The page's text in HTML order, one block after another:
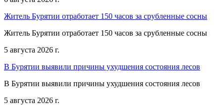
Житель Бурятии отработает 150 часов за срубленные сосны
Житель Бурятии отработает 150 часов за срубленные сосны
5 августа 2026 г.
В Бурятии выявили причины ухудшения состояния лесов
В Бурятии выявили причины ухудшения состояния лесов
5 августа 2026 г.